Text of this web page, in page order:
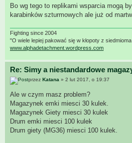
Bo wg tego to replikami wsparcia mogą
karabinków szturmowych ale już od
Fighting since 2004
"O wiele lepiej pakować się w kłopoty z
www.alphadetachment.wordpress.com
Re: Simy a niestandardowe
przez Katana » 2 lut 2017, o 19:37
Ale w czym masz problem?
Magazynek emki miesci 30 kulek.
Magazynek Giety miesci 30 kulek
Drum emki miesci 100 kulek
Drum giety (MG36) miesci 100 kulek.